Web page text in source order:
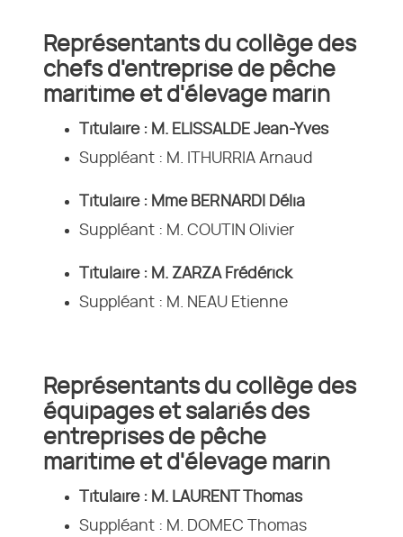
Représentants du collège des
chefs d'entreprise de pêche
maritime et d'élevage marin
Titulaire : M. ELISSALDE Jean-Yves
Suppléant : M. ITHURRIA Arnaud
Titulaire : Mme BERNARDI Délia
Suppléant : M. COUTIN Olivier
Titulaire : M. ZARZA Frédérick
Suppléant : M. NEAU Etienne
Représentants du collège des
équipages et salariés des
entreprises de pêche
maritime et d'élevage marin
Titulaire : M. LAURENT Thomas
Suppléant : M. DOMEC Thomas